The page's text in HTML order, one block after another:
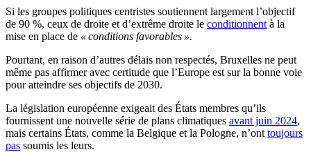
Si les groupes politiques centristes soutiennent largement l’objectif
de 90 %, ceux de droite et d’extrême droite le conditionnent à la
mise en place de « conditions favorables ».
Pourtant, en raison d’autres délais non respectés, Bruxelles ne peut
même pas affirmer avec certitude que l’Europe est sur la bonne voie
pour atteindre ses objectifs de 2030.
La législation européenne exigeait des États membres qu’ils
fournissent une nouvelle série de plans climatiques avant juin 2024,
mais certains États, comme la Belgique et la Pologne, n’ont toujours
pas soumis les leurs.